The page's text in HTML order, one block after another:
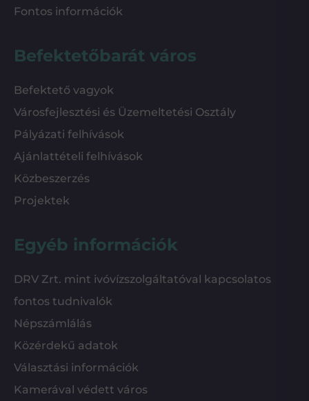
Fontos információk
Befektetőbarát város
Befektető vagyok
Városfejlesztési és Üzemeltetési Osztály
Pályázati felhívások
Ajánlattételi felhívások
Közbeszerzés
Projektek
Egyéb információk
DRV Zrt. mint ivóvízszolgáltatóval kapcsolatos
fontos tudnivalók
Népszámlálás
Közérdekű adatok
Választási információk
Kamerával védett város